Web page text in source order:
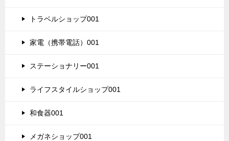
トラベルショップ001
家電（携帯電話）001
ステーショナリー001
ライフスタイルショップ001
和食器001
メガネショップ001